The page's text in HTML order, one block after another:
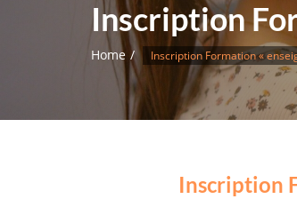
Inscription
Home Inscription Formation «
Inscription